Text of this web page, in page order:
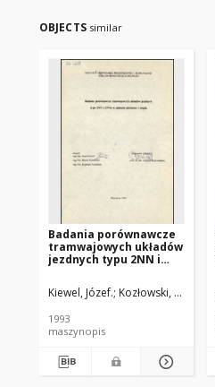
OBJECTS similar
Badania porównawcze
tramwajowych układów
jezdnych typu 2NN i
głośności i drgań
Kiewel, Józef. Kozłowski, Marek.
1993
maszynopis